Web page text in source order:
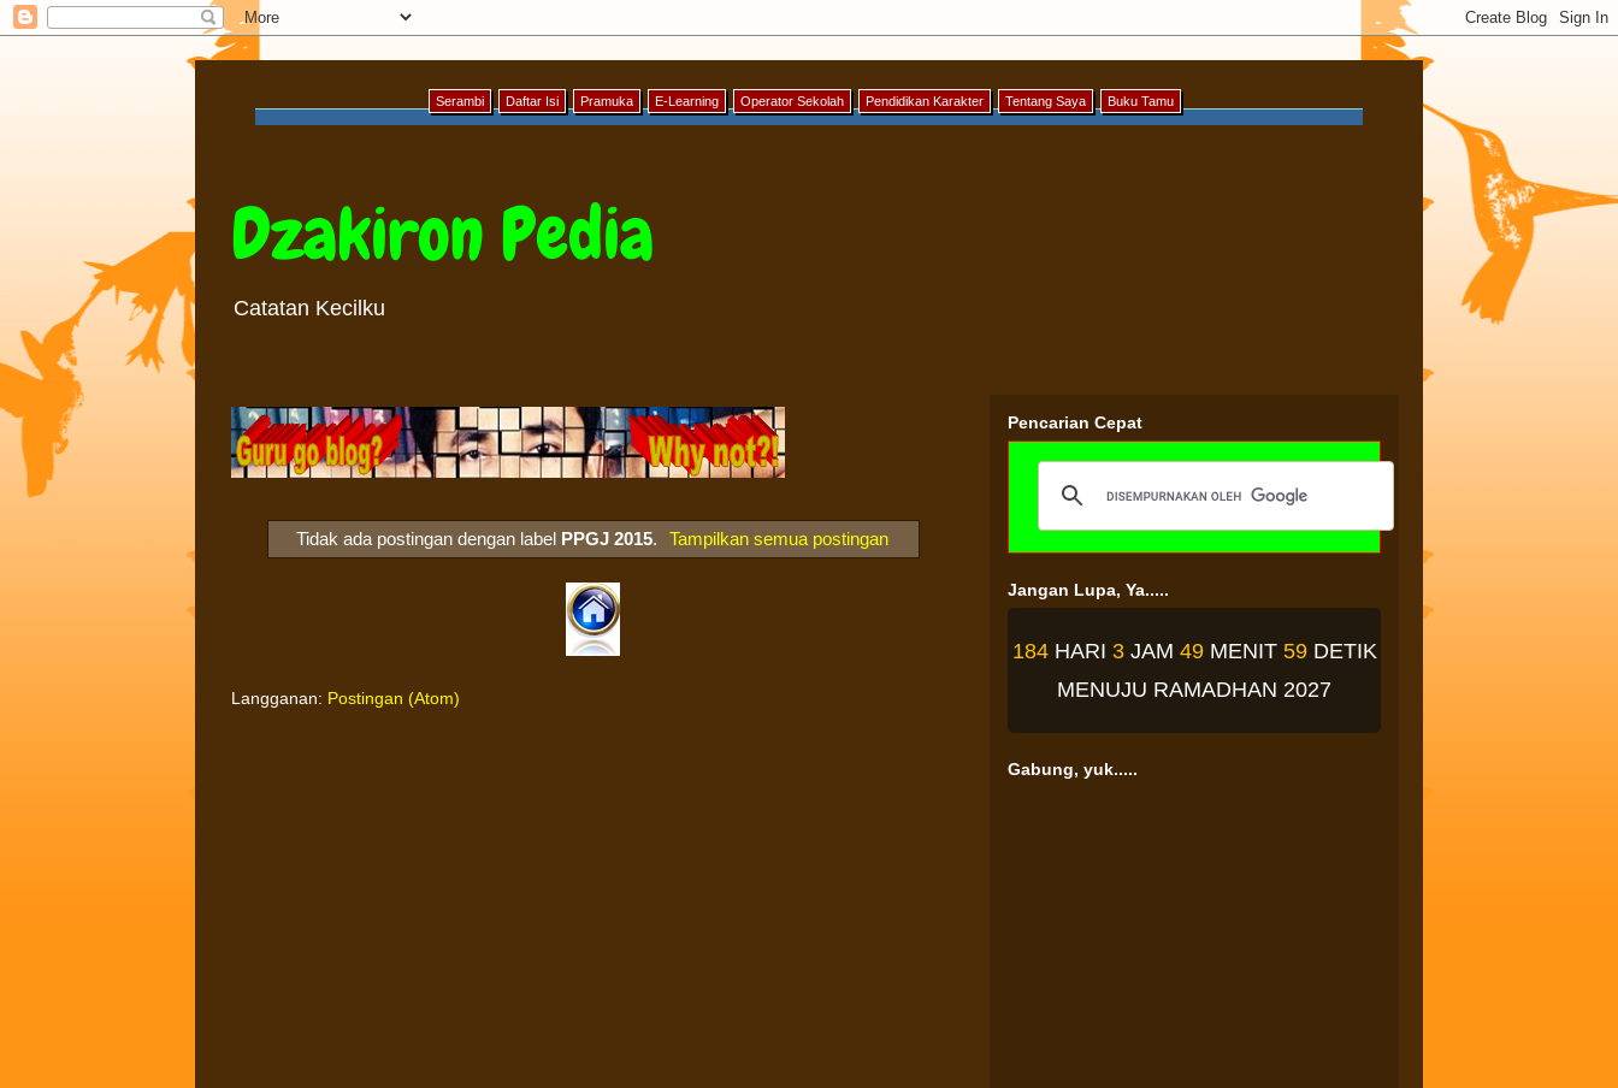
Serambi Daftar Isi Pramuka E-Learning Operator Sekolah Pendidikan Karakter Tentang Saya Buku Tamu
Dzakiron Pedia
Catatan Kecilku
Tidak ada postingan dengan label PPGJ 2015. Tampilkan semua postingan
Langganan: Postingan (Atom)
Pencarian Cepat
Jangan Lupa, Ya.....
184 HARI 3 JAM 49 MENIT59 DETIK
MENUJU RAMADHAN 2027
Gabung, yuk.....